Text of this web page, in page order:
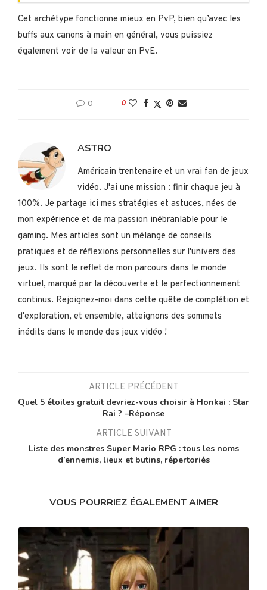
Cet archétype fonctionne mieux en PvP, bien qu’avec les
buffs aux canons à main en général, vous puissiez
également voir de la valeur en PvE.
0 0
ASTRO
Américain trentenaire et un vrai fan de jeux
vidéo. J'ai une mission : finir chaque jeu à
100%. Je partage ici mes stratégies et astuces, nées de
mon expérience et de ma passion inébranlable pour le
gaming. Mes articles sont un mélange de conseils
pratiques et de réflexions personnelles sur l'univers des
jeux. Ils sont le reflet de mon parcours dans le monde
virtuel, marqué par la découverte et le perfectionnement
continus. Rejoignez-moi dans cette quête de complétion et
d'exploration, et ensemble, atteignons des sommets
inédits dans le monde des jeux vidéo !
ARTICLE PRÉCÉDENT
Quel 5 étoiles gratuit devriez-vous choisir à Honkai : Star
Rai ? –Réponse
ARTICLE SUIVANT
Liste des monstres Super Mario RPG : tous les noms
d’ennemis, lieux et butins, répertoriés
VOUS POURRIEZ ÉGALEMENT AIMER